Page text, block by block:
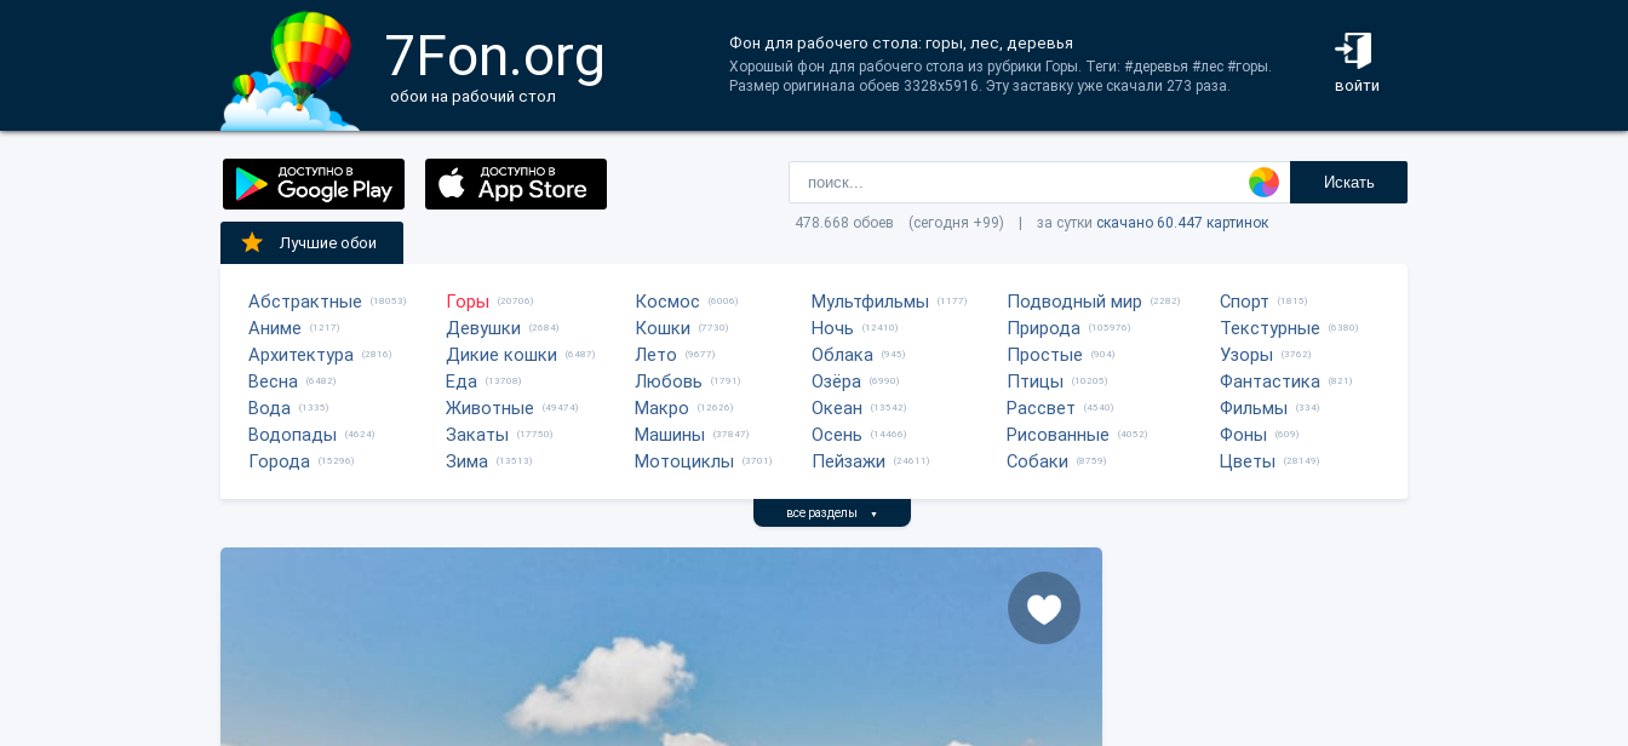
7Fon.org
обои на рабочий стол
войти
Фон для рабочего стола: горы, лес, деревья
Хорошый фон для рабочего стола из рубрики Горы. Теги: #деревья #лес #горы.
Размер оригинала обоев 3328x5916. Эту заставку уже скачали 273 раза.
Искать
478.668 обоев (сегодня +99) | за сутки скачано 60.447 картинок
Лучшие обои
Абстрактные (18053)
Аниме (1217)
Архитектура (2816)
Весна (6482)
Вода (1335)
Водопады (4624)
Города (15296)
Горы (20706)
Девушки (2684)
Дикие кошки (6487)
Еда (13708)
Животные (49474)
Закаты (17750)
Зима (13513)
Космос (6006)
Кошки (7730)
Лето (9677)
Любовь (1791)
Макро (12626)
Машины (37847)
Мотоциклы (3701)
Мультфильмы (1177)
Ночь (12410)
Облака (945)
Озёра (6990)
Океан (13542)
Осень (14466)
Пейзажи (24611)
Подводный мир (2282)
Природа (105976)
Простые (904)
Птицы (10205)
Рассвет (4540)
Рисованные (4052)
Собаки (8759)
Спорт (1815)
Текстурные (6380)
Узоры (3762)
Фантастика (821)
Фильмы (334)
Фоны (609)
Цветы (28149)
все разделы ▼